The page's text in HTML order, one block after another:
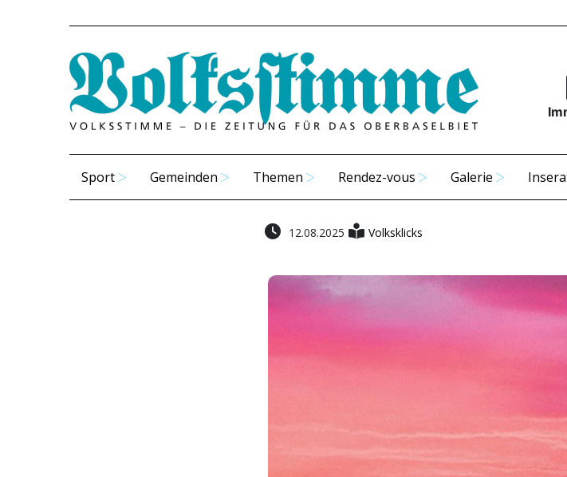
Sport Gemeinden Themen Rendez-vous Galerie
12.08.2025 Volksklicks